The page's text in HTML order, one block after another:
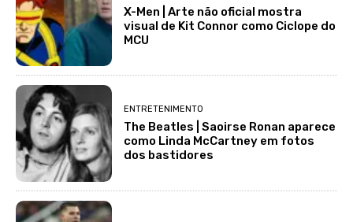
X-Men | Arte não oficial mostra
visual de Kit Connor como Ciclope do
MCU
ENTRETENIMENTO
The Beatles | Saoirse Ronan aparece
como Linda McCartney em fotos
dos bastidores